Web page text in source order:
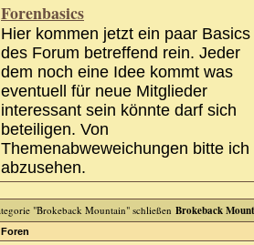
Forenbasics
Hier kommen jetzt ein paar Basics
des Forum betreffend rein. Jeder
dem noch eine Idee kommt was
eventuell für neue Mitglieder
interessant sein könnte darf sich
beteiligen. Von
Themenabweweichungen bitte ich
abzusehen.
Brokeback
Foren